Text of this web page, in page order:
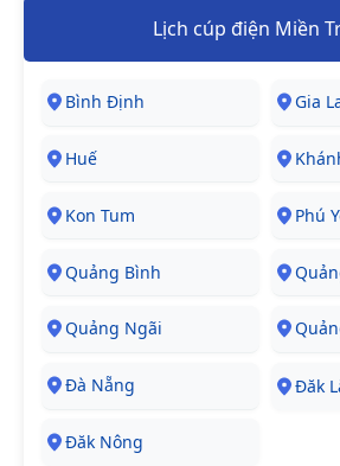
Lịch cúp điện Miền
Bình Định Gia
Huế
Kon Tum Phú
Quảng Bình
Quảng Ngãi
Đà Nẵng Đăk
Đăk Nông